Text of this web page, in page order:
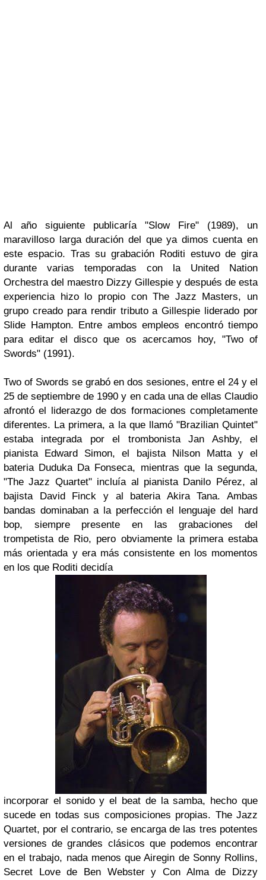
Al año siguiente publicaría "Slow Fire" (1989), un
maravilloso larga duración del que ya dimos cuenta en
este espacio. Tras su grabación Roditi estuvo de gira
durante varias temporadas con la United Nation
Orchestradel maestro Dizzy Gillespie y después de esta
experiencia hizo lo propio conThe Jazz Masters, un
grupo creado para rendir tributo aGillespie liderado por
Slide Hampton. Entre ambos empleos encontró tiempo
para editar el disco que os acercamos hoy, "Two of
Swords" (1991).
Two of Swords se grabó en dos sesiones, entre el 24 y el
25 de septiembre de 1990 y en cada una de ellas Claudio
afrontó el liderazgo de dos formaciones completamente
diferentes. La primera, a la que llamó "Brazilian Quintet"
estaba integrada por el trombonistaJan Ashby, el
pianista Edward Simon, el bajista Nilson Mattay el
bateria Duduka Da Fonseca, mientras que la segunda,
"The Jazz Quartet" incluía al pianistaDanilo Pérez, al
bajista David Finck y al bateria Akira Tana. Ambas
bandas dominaban a la perfección el lenguaje del hard
bop, siempre presente en las grabaciones del
trompetista de Rio, pero obviamente la primera estaba
más orientada y era más consistente en los momentos
en los que Roditi decidía
incorporar el sonido y el beat de la samba, hecho que
sucede en todas sus composiciones propias. The Jazz
Quartet, por el contrario, se encarga de las tres potentes
versiones de grandes clásicos que podemos encontrar
en el trabajo, nada menos que Airegin de Sonny Rollins,
Secret Lovede Ben WebsteryCon Almade Dizzy